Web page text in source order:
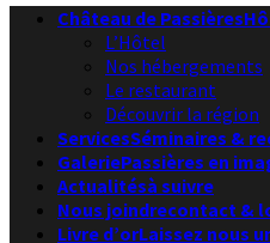
Château de Passières
L’Hôtel
Nos hébergements
Le restaurant
Découvrir la région
ServicesSéminaires &
GaleriePassières en
Actualitésà suivre
Nous joindrecontact &
Livre d’orLaissez nous